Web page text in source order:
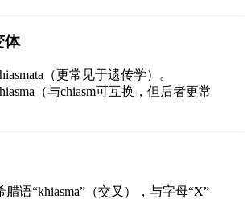
体
（更常见于遗传学）。
（与chiasm可互换，但后者更常
语“khiasma”（交叉），与字母“X”